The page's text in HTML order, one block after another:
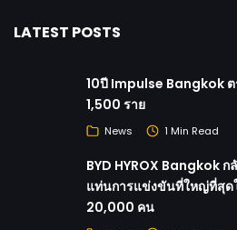
LATEST POSTS
10ปี Impulse Bangkok ต
1,500 ราย
News 1 Min Read
BYD HYROX Bangkok
แท่นการแข่งขันที่ใหญ่ที่สุด
20,000 คน